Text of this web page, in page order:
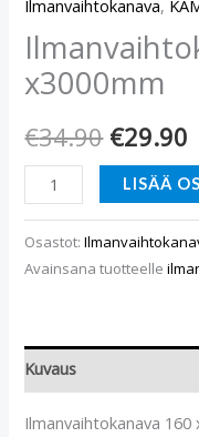
Ilmanvaihtokanava,
x3000mm
€34.90 €29.90
LISÄÄ
Osastot:
Avainsana tuotteelle
Kuvaus
Ilmanvaihtokanava 160